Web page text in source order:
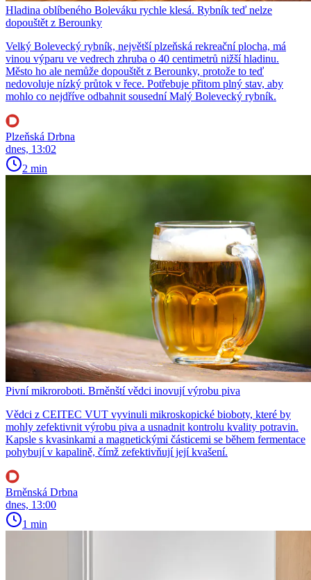
Hladina oblíbeného Boleváku rychle klesá. Rybník teď nelze
dopouštět z Berounky
Velký Bolevecký rybník, největší plzeňská rekreační plocha, má
vinou výparu ve vedrech zhruba o 40 centimetrů nižší hladinu.
Město ho ale nemůže dopouštět z Berounky, protože to teď
nedovoluje nízký průtok v řece. Potřebuje přitom plný stav, aby
mohlo co nejdříve odbahnit sousední Malý Bolevecký rybník.
Plzeňská Drbna
dnes, 13:02
2 min
Pivní mikroroboti. Brněnští vědci inovují výrobu piva
Vědci z CEITEC VUT vyvinuli mikroskopické bioboty, které by
mohly zefektivnit výrobu piva a usnadnit kontrolu kvality potravin.
Kapsle s kvasinkami a magnetickými částicemi se během fermentace
pohybují v kapalině, čímž zefektivňují její kvašení.
Brněnská Drbna
dnes, 13:00
1 min